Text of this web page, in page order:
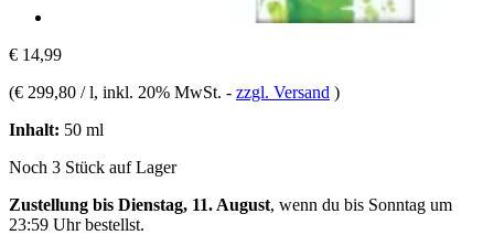
€ 14,99
(€ 299,80 / l, inkl. 20% MwSt. - zzgl. Versand )
Inhalt: 50 ml
Noch 3 Stück auf Lager
Zustellung bis Dienstag, 11. August, wenn du bis Sonntag um
23:59 Uhrbestellst.